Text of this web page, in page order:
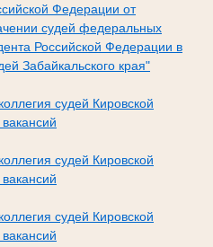
Федерации от
судей федеральных
Российской Федерации в
Забайкальского края"
судей Кировской
судей Кировской
судей Кировской